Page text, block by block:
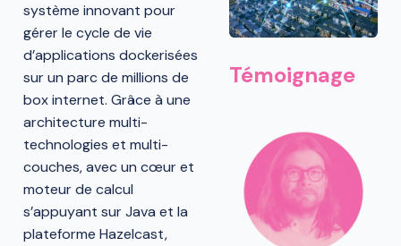
système innovant pour
gérer le cycle de vie
d’applications dockerisées
sur un parc de millions de
box internet. Grâce à une
architecture multi-
technologies et multi-
couches, avec un cœur et
moteur de calcul
s’appuyant sur Java et la
plateforme Hazelcast,
Témoignage